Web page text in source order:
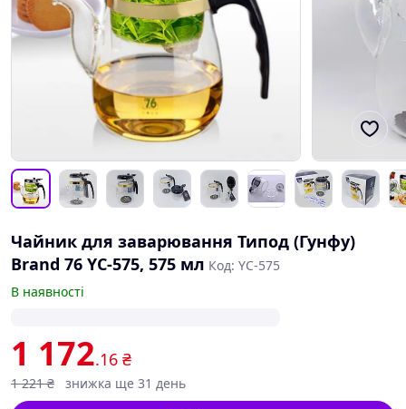
Чайник для заварювання Типод (Гунфу)
Brand 76 YC-575, 575 мл Код: YC-575
В наявності
1 172.16 ₴
1 221 ₴ знижка ще 31 день